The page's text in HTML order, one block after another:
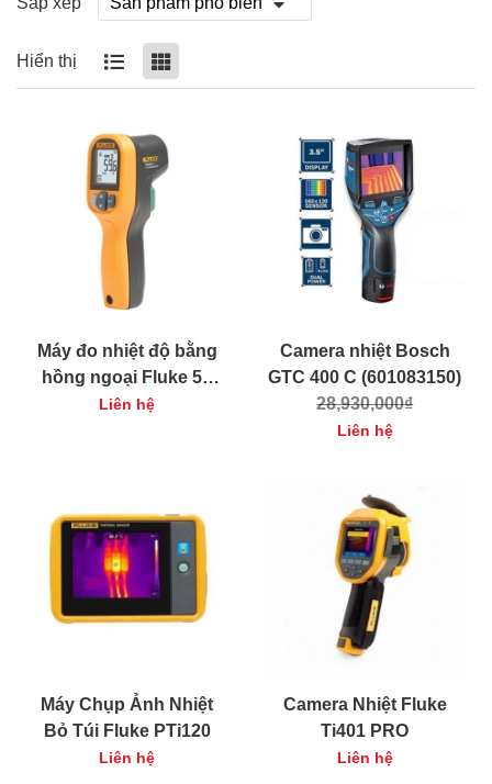
Hiển thị
Máy đo nhiệt độ bằng
hồng ngoại Fluke 59
MAX
Liên hệ
Camera nhiệt Bosch
GTC 400 C (601083150)
28,930,000₫
Liên hệ
Máy Chụp Ảnh Nhiệt
Bỏ Túi Fluke PTi120
Liên hệ
Camera Nhiệt Fluke
Ti401 PRO
Liên hệ